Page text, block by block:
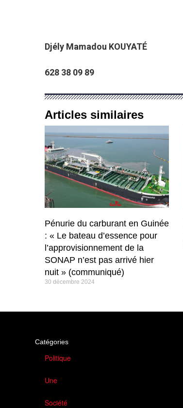
Djély Mamadou KOUYATÉ
628 38 09 89
Articles similaires
Pénurie du carburant en Guinée
: « Le bateau d’essence pour
l’approvisionnement de la
SONAP n’est pas arrivé hier
nuit » (communiqué)
30 décembre 2024
Catégories
Politique
Une
Société